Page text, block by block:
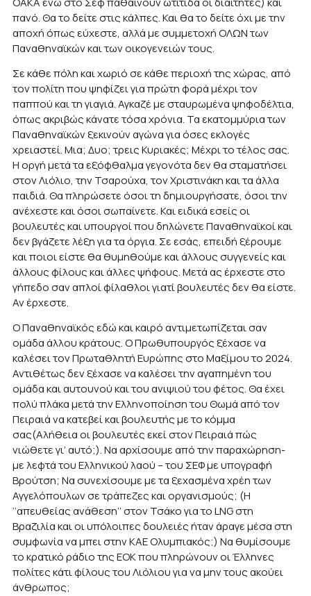
πανό. Θα το δείτε στις κάλπες. Και θα το δείτε όχι με την
αποχή όπως εύχεστε, αλλά με συμμετοχή ΟΛΩΝ των
Παναθηναϊκών και των οικογενειών τους.
Σε κάθε πόλη και χωριό σε κάθε περιοχή της χώρας, από
τον πολίτη που ψηφίζει για πρώτη φορά μέχρι τον
παππού και τη γιαγιά. Αγκαζέ με σταυρωμένα ψηφοδέλτια,
όπως ακριβώς κάνατε τόσα χρόνια. Τα εκατομμύρια των
Παναθηναϊκών ξεκινούν αγώνα για όσες εκλογές
χρειαστεί. Μια; Δυο; τρεις Κυριακές; Μέχρι το τέλος σας.
Η οργή μετά τα εξόφθαλμα γεγονότα δεν θα σταματήσει
στον Λιόλιο, την Τσαρούχα, τον Χριστινάκη και τα άλλα
παιδιά. Θα πληρώσετε όσοι τη δημιουργήσατε, όσοι την
ανέχεστε και όσοι σωπαίνετε. Και ειδικά εσείς οι
βουλευτές και υπουργοί που δηλώνετε Παναθηναϊκοί και
δεν βγάζετε λέξη για τα όργια. Σε εσάς, επειδή ξέρουμε
και ποιοι είστε θα θυμηθούμε και άλλους συγγενείς και
άλλους φίλους και άλλες ψήφους. Μετά ας έρχεστε στο
γήπεδο σαν απλοί φίλαθλοι γιατί βουλευτές δεν θα είστε.
Αν έρχεστε.
Ο Παναθηναϊκός εδώ και καιρό αντιμετωπίζεται σαν
ομάδα άλλου κράτους. Ο Πρωθυπουργός ξέχασε να
καλέσει τον Πρωταθλητή Ευρώπης στο Μαξίμου το 2024.
Αντιθέτως δεν ξέχασε να καλέσει την αγαπημένη του
ομάδα και αυτουνού και του ανιψιού του φέτος. Θα έχει
πολύ πλάκα μετά την Ελληνοποίηση του Θωμά από τον
Πειραιά να κατεβεί και βουλευτής με το κόμμα
σας(Αλήθεια οι βουλευτές εκεί στον Πειραιά πώς
νιώθετε γι’ αυτό;). Να αρχίσουμε από την παραχώρηση-
με λεφτά του Ελληνικού λαού – του ΣΕΦ με υπογραφή
Βρούτση; Να συνεχίσουμε με τα ξεχασμένα χρέη των
Αγγελόπουλων σε τράπεζες και οργανισμούς; (Η
‘’απευθείας ανάθεση’’ στον Τσάκο για το LNG στη
Βραζιλία και οι υπόλοιπες δουλειές ήταν άραγε μέσα στη
συμφωνία να μπει στην ΚΑΕ Ολυμπιακός;) Να θυμίσουμε
το κρατικό ράδιο της ΕΟΚ που πληρώνουν οι Έλληνες
πολίτες κάτι φίλους του Λιόλιου για να μην τους ακούει
άνθρωπος;